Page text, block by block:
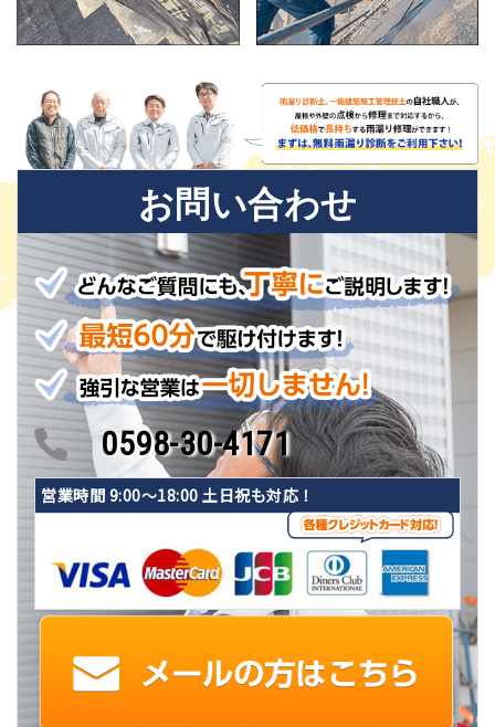
お問い合わせ
0598-30-4171
営業時間 9:00〜18:00 土日祝も対応！